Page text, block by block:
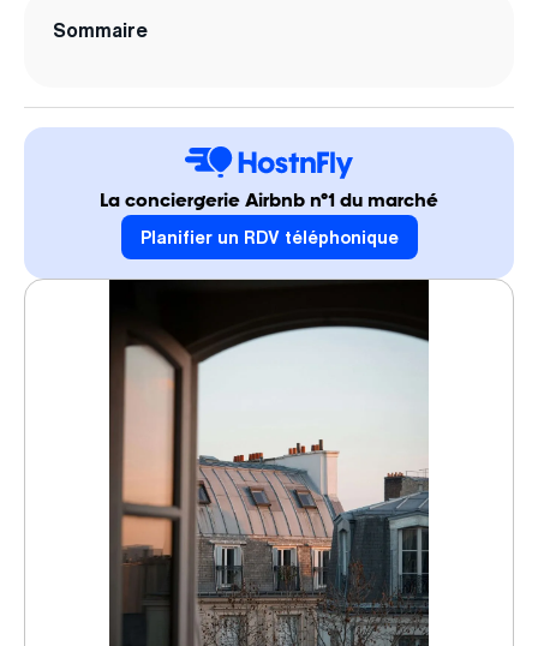
Sommaire
La conciergerie Airbnb n°1 du marché
Planifier un RDV téléphonique